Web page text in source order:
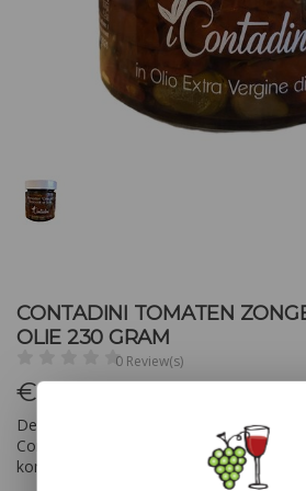
CONTADINI TOMATEN
OLIE 230 GRAM
0 Review(s)
€6,95
Deze Contadini tomaten zongedroogd in
Contadini zijn lekkere Italiaanse
komen daadwerkelijk uit Italië.